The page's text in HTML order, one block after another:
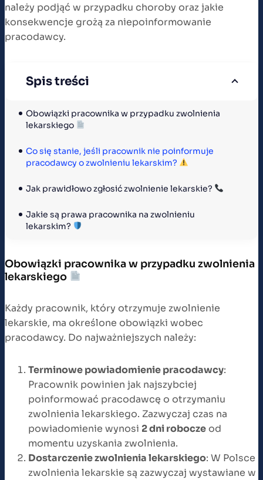
należy podjąć w przypadku choroby oraz jakie
konsekwencje grożą za niepoinformowanie
pracodawcy.
Spis treści
Obowiązki pracownika w przypadku zwolnienia
lekarskiego
Co się stanie, jeśli pracownik nie poinformuje
pracodawcy o zwolnieniu lekarskim?
Jak prawidłowo zgłosić zwolnienie lekarskie?
Jakie są prawa pracownika na zwolnieniu
lekarskim?
Obowiązki pracownika w przypadku zwolnienia
lekarskiego
Każdy pracownik, który otrzymuje zwolnienie
lekarskie, ma określone obowiązki wobec
pracodawcy. Do najważniejszych należy:
Terminowe powiadomienie pracodawcy:
Pracownik powinien jak najszybciej
poinformować pracodawcę o otrzymaniu
zwolnienia lekarskiego. Zazwyczaj czas na
powiadomienie wynosi 2 dni roboczeod
momentu uzyskania zwolnienia.
Dostarczenie zwolnienia lekarskiego: W Polsce
zwolnienia lekarskie są zazwyczaj wystawiane w